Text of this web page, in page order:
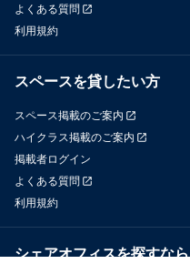
よくある質問
利用規約
スペースを貸したい方
スペース掲載のご案内
ハイクラス掲載のご案内
掲載者ログイン
よくある質問
利用規約
シェアオフィスを探すなら